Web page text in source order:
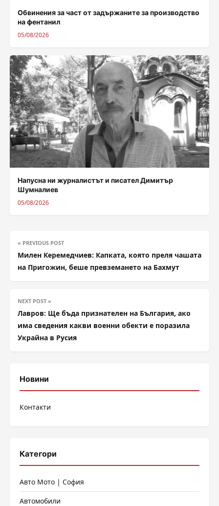
Обвинения за част от задържаните за производство
на фентанил
05/08/2026
Напусна ни журналистът и писател Димитър
Шумналиев
05/08/2026
« PREVIOUS POST
Милен Керемедчиев: Капката, която преля чашата
на Пригожин, беше превземането на Бахмут
NEXT POST »
Лавров: Ще бъда признателен на България, ако
има сведения какви военни обекти е поразила
Украйна в Русия
Новини
Контакти
Категори
Авто Мото | София
Автомобили